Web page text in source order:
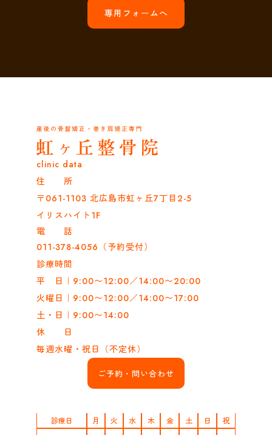
専用フォームへ
診療日 月 火 水 木 金 土 日
祝
clinic data
住 所
〒061-1103 北広島市虹ヶ丘7丁目2-5
イリスハイト1F
電 話
011-378-4056（予約受付）
診療時間
平 日｜9:00〜12:00／14:00〜20:00
火曜日｜9:00〜12:00／14:00〜17:00
土・日｜9:00〜14:00
休 日
毎週水曜・祝日（不定休）
ご予約・問い合わせ